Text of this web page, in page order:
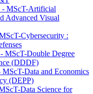
MScT-Artificial
Advanced Visual
Cybersecurity :
MScT-Double Degree
(DDDF)
Data and Economics
(DEPP)
Data Science for